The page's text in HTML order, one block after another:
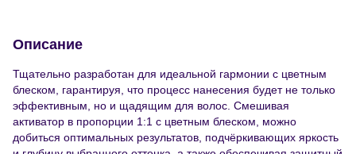
Описание
Тщательно разработан для идеальной гармонии с цветным
блеском, гарантируя, что процесс нанесения будет не только
эффективным, но и щадящим для волос. Смешивая
активатор в пропорции 1:1 с цветным блеском, можно
добиться оптимальных результатов, подчёркивающих яркость